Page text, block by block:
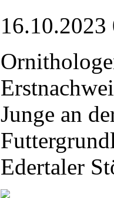
16.10.2023
Junge an
Edertaler